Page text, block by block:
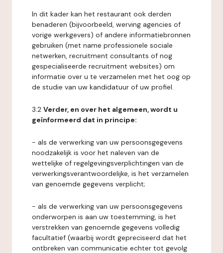
In dit kader kan het restaurant ook derden
benaderen (bijvoorbeeld, werving agencies of
vorige werkgevers) of andere informatiebronnen
gebruiken (met name professionele sociale
netwerken, recruitment consultants of nog
gespecialiseerde recruitment websites) om
informatie over u te verzamelen met het oog op
de studie van uw kandidatuur of uw profiel.
3.2 Verder, en over het algemeen, wordt u
geïnformeerd dat in principe:
- als de verwerking van uw persoonsgegevens
noodzakelijk is voor het naleven van de
wettelijke of regelgevingsverplichtingen van de
verwerkingsverantwoordelijke, is het verzamelen
van genoemde gegevens verplicht;
- als de verwerking van uw persoonsgegevens
onderworpen is aan uw toestemming, is het
verstrekken van genoemde gegevens volledig
facultatief (waarbij wordt gepreciseerd dat het
ontbreken van communicatie echter tot gevolg